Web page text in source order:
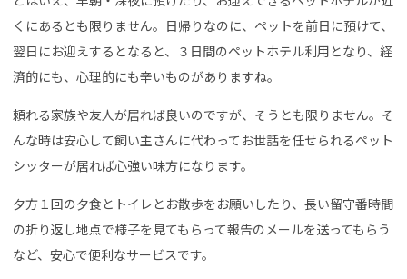
くにあるとも限りません。日帰りなのに、ペットを前日に預けて、
翌日にお迎えするとなると、３日間のペットホテル利用となり、経
済的にも、心理的にも辛いものがありますね。
頼れる家族や友人が居れば良いのですが、そうとも限りません。そ
んな時は安心して飼い主さんに代わってお世話を任せられるペット
シッターが居れば心強い味方になります。
夕方１回の夕食とトイレとお散歩をお願いしたり、長い留守番時間
の折り返し地点で様子を見てもらって報告のメールを送ってもらう
など、安心で便利なサービスです。